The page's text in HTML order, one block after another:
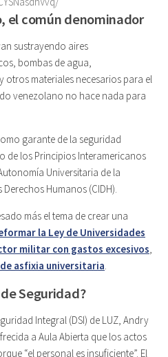
el común denominador
sustrayendo aires
bombas de agua,
materiales necesarios para el
venezolano no hace nada para
garante de la seguridad
de los Principios Interamericanos
Universitaria de la
Humanos (CIDH).
más el tema de crear una
la Ley de Universidades
militar con gastos excesivos,
asfixia universitaria.
Seguridad?
Integral (DSI) de LUZ, Andry
a Aula Abierta que los actos
“el personal es insuficiente”. El